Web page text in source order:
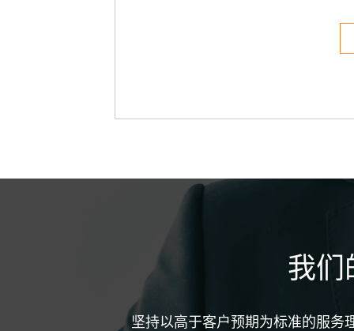
我们
坚持以高于客户预期为标准的服务